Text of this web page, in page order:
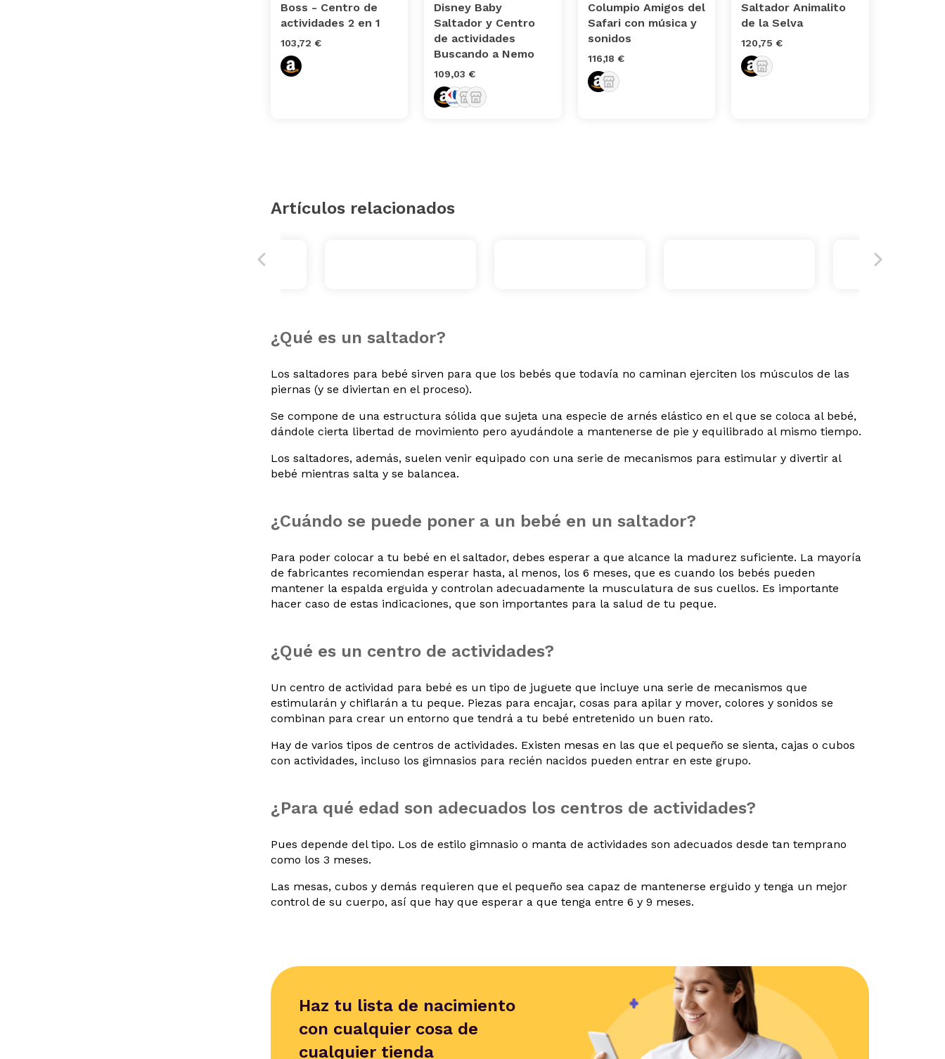
Boss - Centro de
actividades 2 en 1
103,72 €
Disney Baby
Saltador y Centro
de actividades
Buscando a Nemo
109,03 €
Columpio Amigos del
Safari con música y
sonidos
116,18 €
Saltador Animalito
de la Selva
120,75 €
Artículos relacionados
¿Qué es un saltador?
Los saltadores para bebé sirven para que los bebés que todavía no caminan ejerciten los músculos de las
piernas (y se diviertan en el proceso).
Se compone de una estructura sólida que sujeta una especie de arnés elástico en el que se coloca al bebé,
dándole cierta libertad de movimiento pero ayudándole a mantenerse de pie y equilibrado al mismo tiempo.
Los saltadores, además, suelen venir equipado con una serie de mecanismos para estimular y divertir al
bebé mientras salta y se balancea.
¿Cuándo se puede poner a un bebé en un saltador?
Para poder colocar a tu bebé en el saltador, debes esperar a que alcance la madurez suficiente. La mayoría
de fabricantes recomiendan esperar hasta, al menos, los 6 meses, que es cuando los bebés pueden
mantener la espalda erguida y controlan adecuadamente la musculatura de sus cuellos. Es importante
hacer caso de estas indicaciones, que son importantes para la salud de tu peque.
¿Qué es un centro de actividades?
Un centro de actividad para bebé es un tipo de juguete que incluye una serie de mecanismos que
estimularán y chiflarán a tu peque. Piezas para encajar, cosas para apilar y mover, colores y sonidos se
combinan para crear un entorno que tendrá a tu bebé entretenido un buen rato.
Hay de varios tipos de centros de actividades. Existen mesas en las que el pequeño se sienta, cajas o cubos
con actividades, incluso los gimnasios para recién nacidos pueden entrar en este grupo.
¿Para qué edad son adecuados los centros de actividades?
Pues depende del tipo. Los de estilo gimnasio o manta de actividades son adecuados desde tan temprano
como los 3 meses.
Las mesas, cubos y demás requieren que el pequeño sea capaz de mantenerse erguido y tenga un mejor
control de su cuerpo, así que hay que esperar a que tenga entre 6 y 9 meses.
Haz tu lista de nacimiento
con cualquier cosa de
cualquier tienda